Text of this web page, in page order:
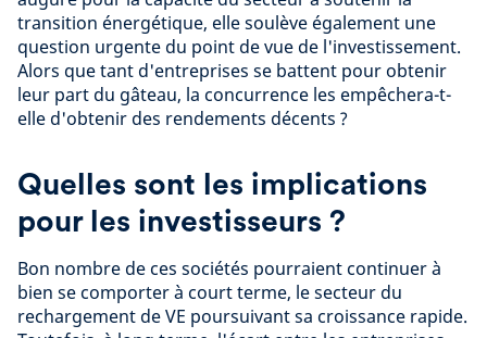
transition énergétique, elle soulève également une
question urgente du point de vue de l'investissement.
Alors que tant d'entreprises se battent pour obtenir
leur part du gâteau, la concurrence les empêchera-t-
elle d'obtenir des rendements décents ?
Quelles sont les implications
pour les investisseurs ?
Bon nombre de ces sociétés pourraient continuer à
bien se comporter à court terme, le secteur du
rechargement de VE poursuivant sa croissance rapide.